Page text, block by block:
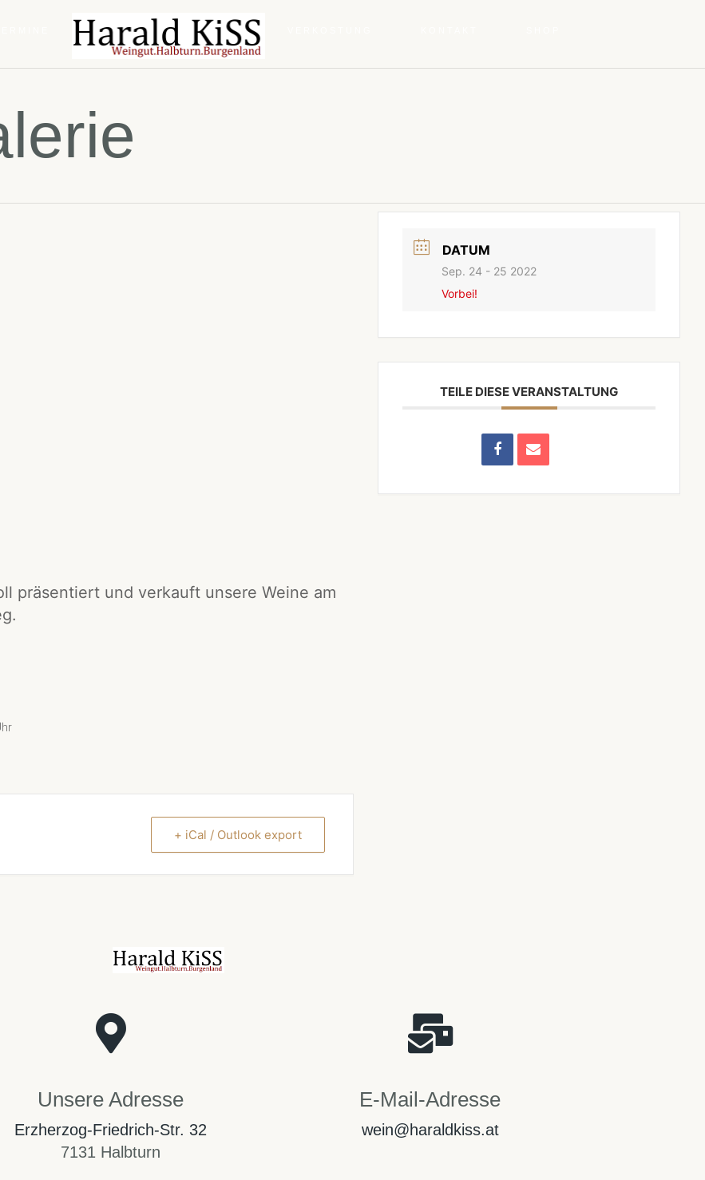
präsentiert und verkauft unsere Weine am
+ iCal / Outlook export
DATUM
Sep. 24 - 25 2022
Vorbei!
TEILE DIESE VERANSTALTUNG
Unsere Adresse
Erzherzog-Friedrich-Str. 32
7131 Halbturn
E-Mail-Adresse
wein@haraldkiss.at